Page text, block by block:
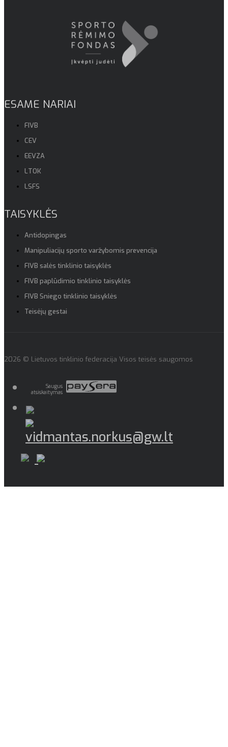
ESAME NARIAI
FIVB
CEV
EEVZA
LTOK
LSFS
TAISYKLĖS
Antidopingas
Manipuliacijų sporto varžybomis prevencija
FIVB salės tinklinio taisyklės
FIVB paplūdimio tinklinio taisyklės
FIVB Sniego tinklinio taisyklės
Teisėjų gestai
2026 © Lietuvos tinklinio federacija Visos teisės saugomos
Saugus
atsiskaitymas